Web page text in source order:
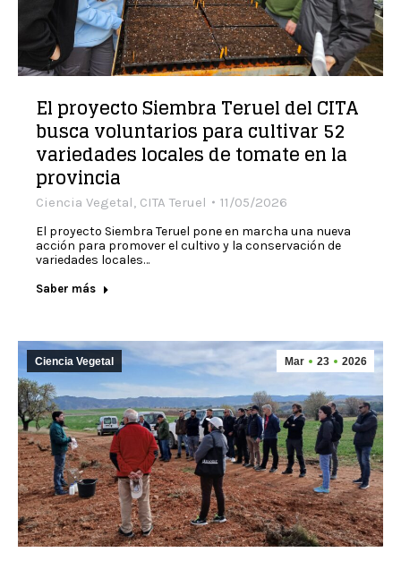
El proyecto Siembra Teruel del CITA
busca voluntarios para cultivar 52
variedades locales de tomate en la
provincia
Ciencia Vegetal, CITA Teruel 11/05/2026
El proyecto Siembra Teruel pone en marcha una nueva
acción para promover el cultivo y la conservación de
variedades locales…
Saber más
Mar 23 2026
Ciencia Vegetal